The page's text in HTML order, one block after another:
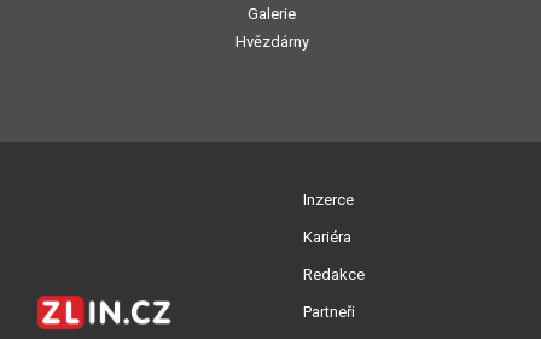
Galerie
Hvězdárny
Inzerce
Kariéra
Redakce
Partneři